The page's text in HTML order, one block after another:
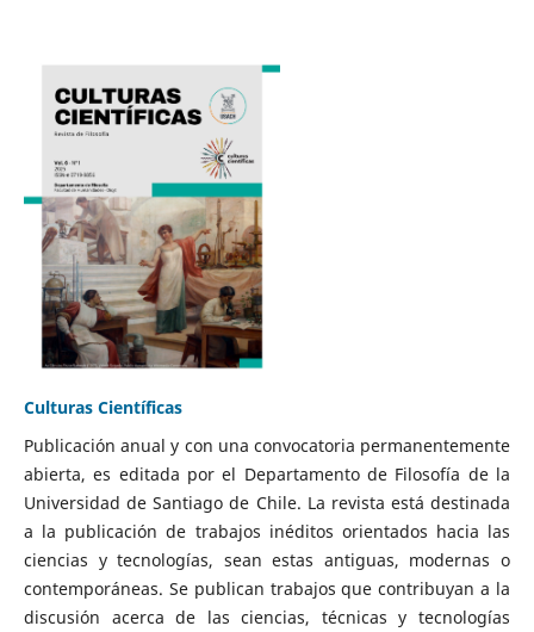
Culturas Científicas
Publicación anual y con una convocatoria permanentemente
abierta, es editada por el Departamento de Filosofía de la
Universidad de Santiago de Chile. La revista está destinada
a la publicación de trabajos inéditos orientados hacia las
ciencias y tecnologías, sean estas antiguas, modernas o
contemporáneas. Se publican trabajos que contribuyan a la
discusión acerca de las ciencias, técnicas y tecnologías